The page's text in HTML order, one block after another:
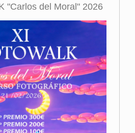
"Carlos del Moral" 2026